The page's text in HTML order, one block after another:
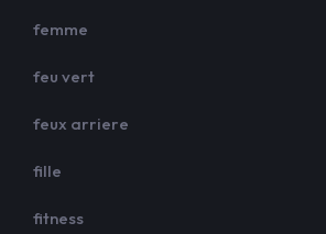
femme
feu vert
feux arriere
fille
fitness